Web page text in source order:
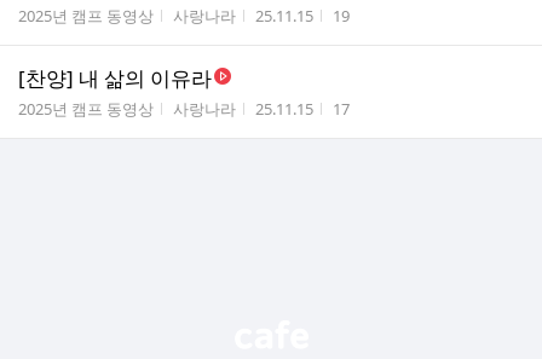
게시판명
2025년 캠프 동영상 작성자
사랑나라 작성시간
25.11.15 조회수
19
[찬양] 내 삶의 이유라
게시판명
2025년 캠프 동영상 작성자
사랑나라 작성시간
25.11.15 조회수
17